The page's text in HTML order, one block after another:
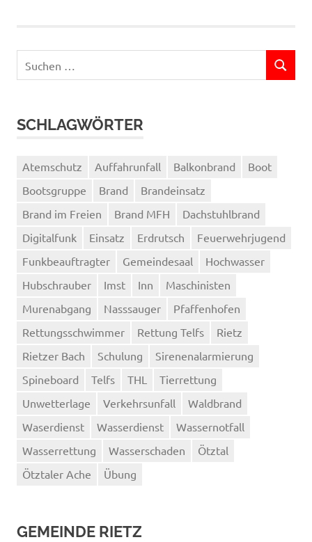
nach:
SUCHEN
SCHLAGWÖRTER
Atemschutz Auffahrunfall Balkonbrand
Boot
Bootsgruppe
Brand
Brandeinsatz
Brand im Freien
Brand MFH
Dachstuhlbrand
Digitalfunk
Einsatz Erdrutsch
Feuerwehrjugend
Funkbeauftragter
Gemeindesaal
Hochwasser
Hubschrauber
Imst Inn
Maschinisten
Murenabgang
Nasssauger
Pfaffenhofen
Rettungsschwimmer
Rettung Telfs
Rietz
Rietzer Bach
Schulung
Sirenenalarmierung
Spineboard
Telfs THL
Tierrettung
Unwetterlage
Verkehrsunfall
Waldbrand
Waserdienst
Wasserdienst
Wassernotfall
Wasserrettung
Wasserschaden
Ötztal
Ötztaler Ache
Übung
GEMEINDE RIETZ